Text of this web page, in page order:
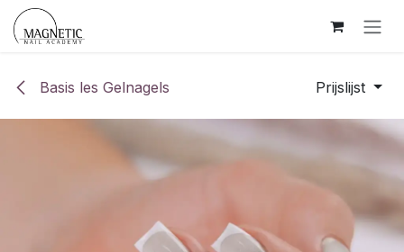
Overslaan naar inhoud
Basis les Gelnagels Prijslijst